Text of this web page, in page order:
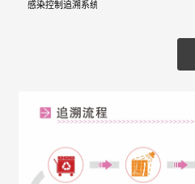
感染控制追溯系统